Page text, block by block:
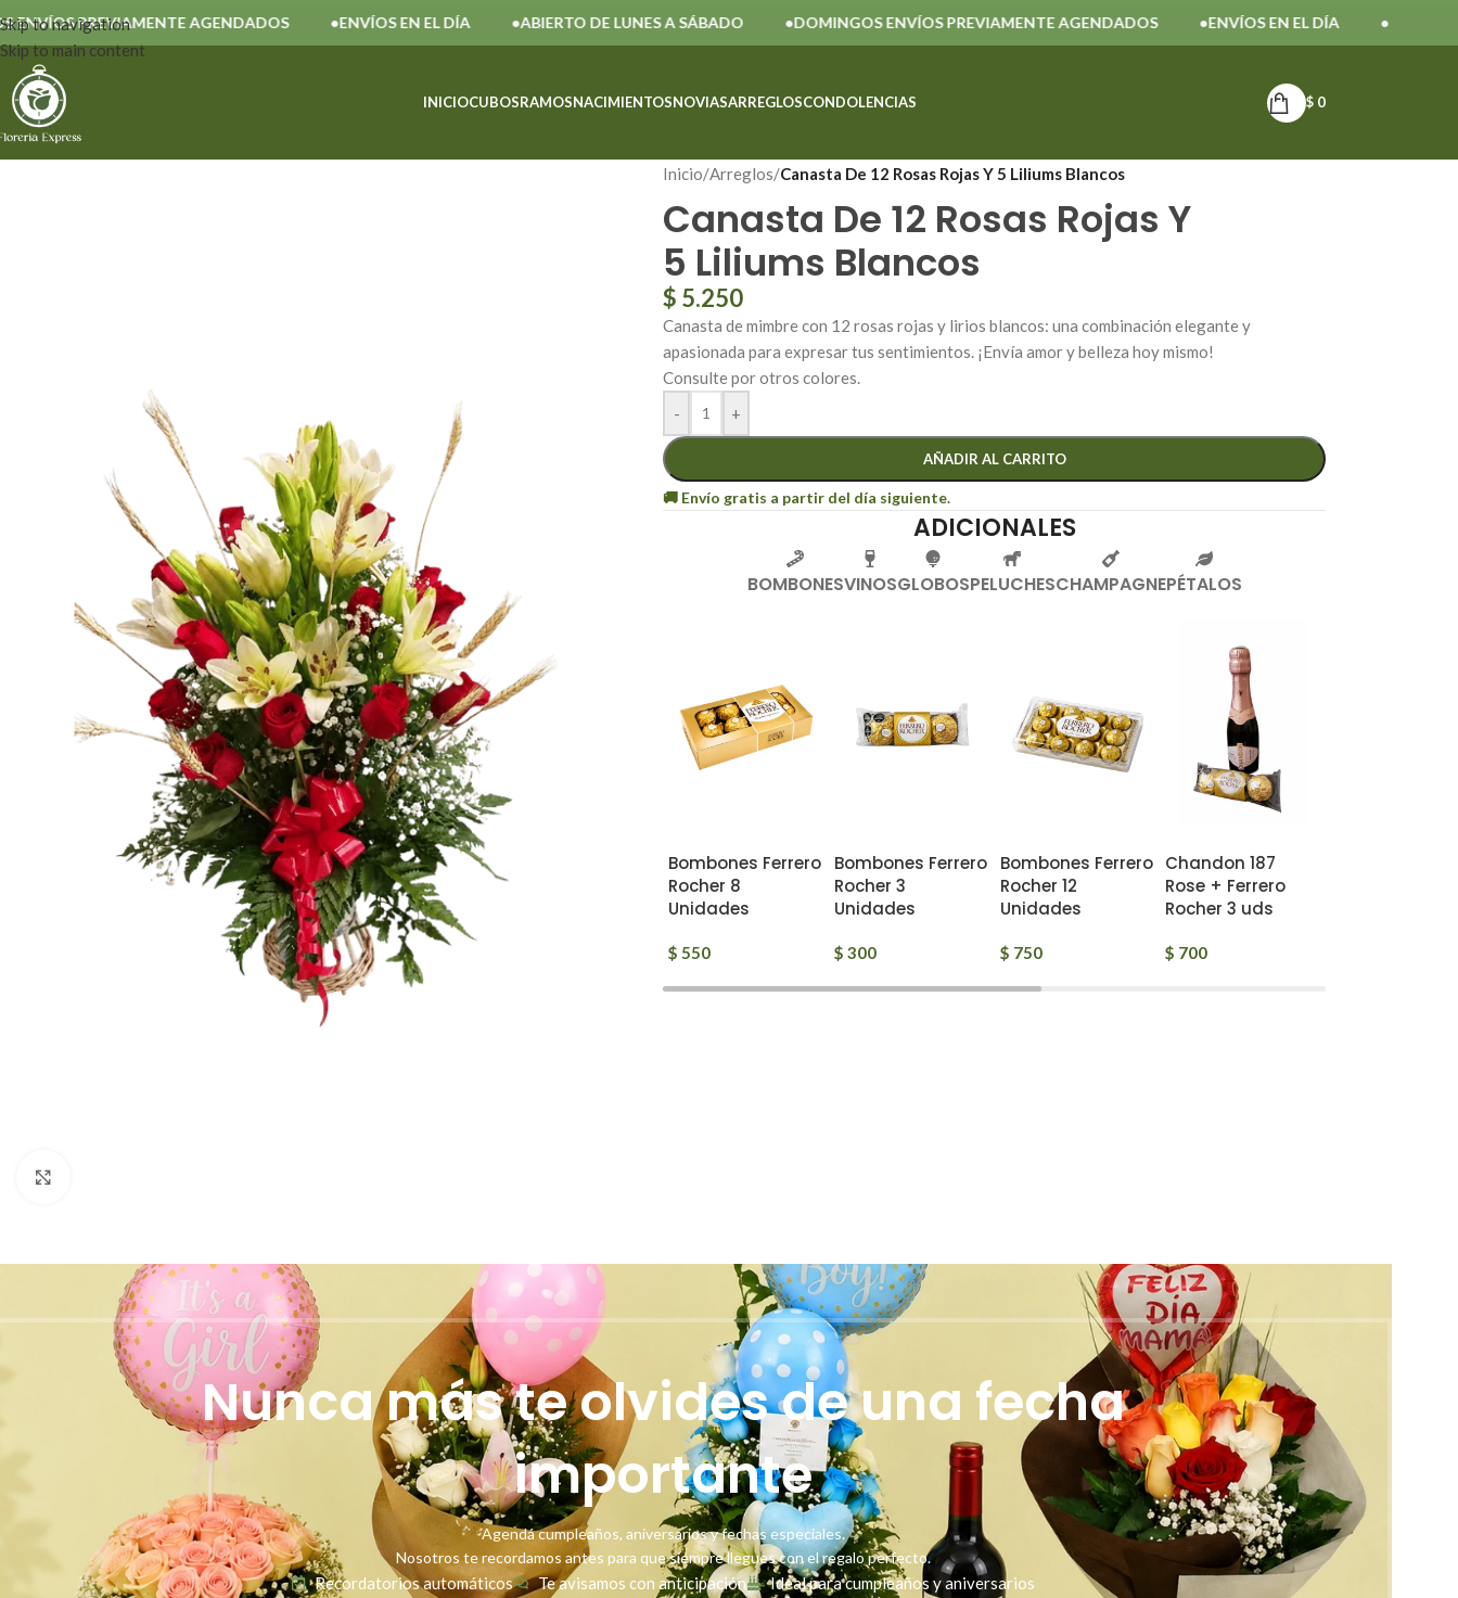
Skip to navigation
Skip to main content
PREVIAMENTE AGENDADOS ENVÍOS EN EL DÍA ABIERTO DE LUNES A SÁBADO DOMINGOS ENVÍOS PREVIAMENTE AGENDADOS ENVÍOS EN EL DÍA
INICIOCUBOSRAMOSNACIMIENTOSNOVIASARREGLOSCONDOLENCIAS $ 0
Inicio/Arreglos/Canasta De 12 Rosas Rojas Y 5 Liliums Blancos
Canasta De 12 Rosas Rojas Y
5 Liliums Blancos
$ 5.250
Canasta de mimbre con 12 rosas rojas y lirios blancos: una combinación elegante y
apasionada para expresar tus sentimientos. ¡Envía amor y belleza hoy mismo!
Consulte por otros colores.
-
+
AÑADIR AL CARRITO
ADICIONALES
BOMBONESVINOSGLOBOSPELUCHESCHAMPAGNEPÉTALOS
Bombones Ferrero
Rocher 8
Unidades
$ 550
Bombones Ferrero
Rocher 3
Unidades
$ 300
Bombones Ferrero
Rocher 12
Unidades
$ 750
Chandon 187
Rose + Ferrero
Rocher 3 uds
$ 700
Nunca más te olvides de una fecha
importante
Agendá cumpleaños, aniversarios y fechas especiales.
Nosotros te recordamos antes para que siempre llegues con el regalo perfecto.
Recordatorios automáticos Te avisamos con anticipación Ideal para cumpleaños y aniversarios